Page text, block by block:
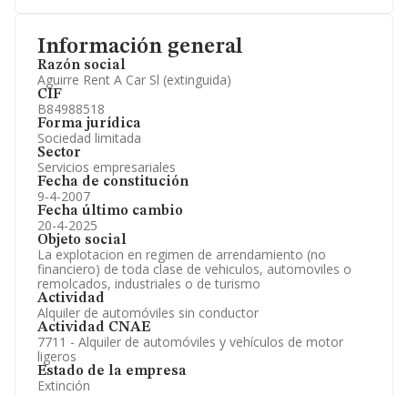
Información general
Razón social
Aguirre Rent A Car Sl (extinguida)
CIF
B84988518
Forma jurídica
Sociedad limitada
Sector
Servicios empresariales
Fecha de constitución
9-4-2007
Fecha último cambio
20-4-2025
Objeto social
La explotacion en regimen de arrendamiento (no
financiero) de toda clase de vehiculos, automoviles o
remolcados, industriales o de turismo
Actividad
Alquiler de automóviles sin conductor
Actividad CNAE
7711 - Alquiler de automóviles y vehículos de motor
ligeros
Estado de la empresa
Extinción